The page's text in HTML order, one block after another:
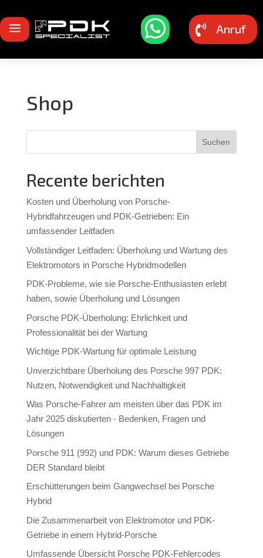
a  Anruf
Shop
Suchen
Recente berichten
Kosten und Überholung von Porsche-
Hybridfahrzeugen und PDK-Getrieben: Ein
umfassender Leitfaden
Vollständiger Leitfaden: Überholung und Wartung des
Elektromotors in Porsche Hybridmodellen
PDK-Probleme, wie sie Porsche-Enthusiasten erlebt
haben, sowie Überholung und Lösungen
Porsche PDK-Überholung: Ehrlichkeit und
Professionalität bei der Wartung
Wichtige PDK-Wartung für optimale Leistung
Unverzichtbare Überholung des Porsche 997 PDK:
Nutzen, Notwendigkeit und Nachhaltigkeit
Was Porsche-Fahrer am meisten über das PDK im
Jahr 2025 diskutierten - Bedenken, Fragen und
Lösungen
Porsche 911 (992) und PDK: Warum dieses Getriebe
DER Standard bleibt
Erschütterungen beim Gangwechsel bei Porsche
Hybrid
Die Zusammenarbeit von Elektromotor und PDK-
Getriebe in einem Hybrid-Porsche
Umfassende Übersicht Porsche PDK-Fehlercodes